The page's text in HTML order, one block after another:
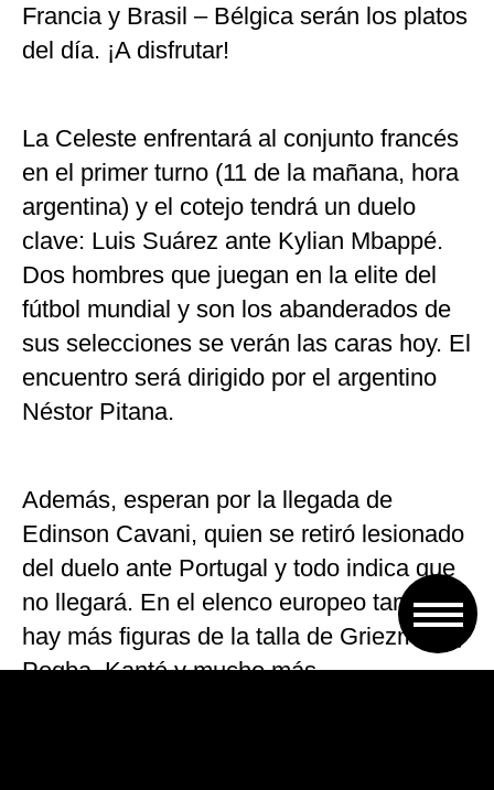
Francia y Brasil – Bélgica serán los platos
del día. ¡A disfrutar!
La Celeste enfrentará al conjunto francés
en el primer turno (11 de la mañana, hora
argentina) y el cotejo tendrá un duelo
clave: Luis Suárez ante Kylian Mbappé.
Dos hombres que juegan en la elite del
fútbol mundial y son los abanderados de
sus selecciones se verán las caras hoy. El
encuentro será dirigido por el argentino
Néstor Pitana.
Además, esperan por la llegada de
Edinson Cavani, quien se retiró lesionado
del duelo ante Portugal y todo indica que
no llegará. En el elenco europeo también
hay más figuras de la talla de Griezmann,
Pogba, Kanté y mucho más.